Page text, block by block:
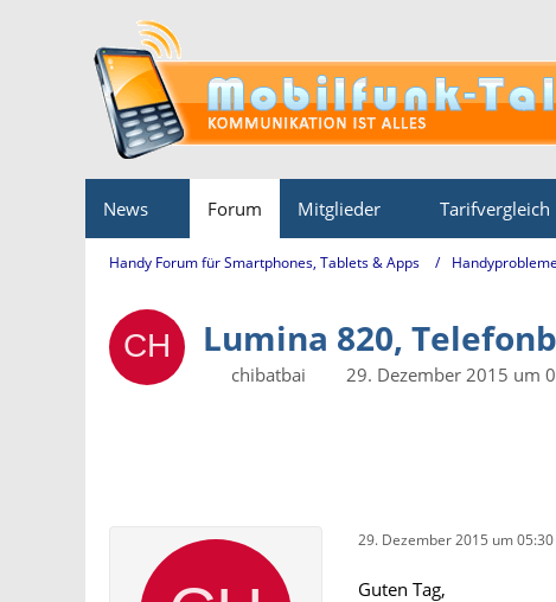
News Forum Mitglieder Tarifvergleich
Handy Forum für Smartphones, Tablets & Apps
Lumina 820,
chibatbai
29. Dezember 2015 um
29. Dezember 2015 um 05:30
Guten Tag,